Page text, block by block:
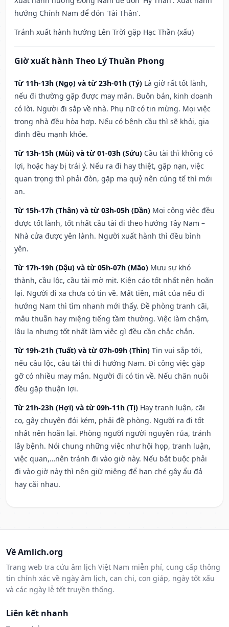
hướng Chính Nam để đón 'Tài Thần'.
Tránh xuất hành hướng Lên Trời gặp Hạc Thần (xấu)
Giờ xuất hành Theo Lý Thuần Phong
Từ 11h-13h (Ngọ) và từ 23h-01h (Tý) Là giờ rất tốt lành,
nếu đi thường gặp được may mắn. Buôn bán, kinh doanh
có lời. Người đi sắp về nhà. Phụ nữ có tin mừng. Mọi việc
trong nhà đều hòa hợp. Nếu có bệnh cầu thì sẽ khỏi, gia
đình đều mạnh khỏe.
Từ 13h-15h (Mùi) và từ 01-03h (Sửu) Cầu tài thì không có
lợi, hoặc hay bị trái ý. Nếu ra đi hay thiệt, gặp nạn, việc
quan trọng thì phải đòn, gặp ma quỷ nên cúng tế thì mới
an.
Từ 15h-17h (Thân) và từ 03h-05h (Dần) Mọi công việc đều
được tốt lành, tốt nhất cầu tài đi theo hướng Tây Nam –
Nhà cửa được yên lành. Người xuất hành thì đều bình
yên.
Từ 17h-19h (Dậu) và từ 05h-07h (Mão) Mưu sự khó
thành, cầu lộc, cầu tài mờ mịt. Kiện cáo tốt nhất nên hoãn
lại. Người đi xa chưa có tin về. Mất tiền, mất của nếu đi
hướng Nam thì tìm nhanh mới thấy. Đề phòng tranh cãi,
mâu thuẫn hay miệng tiếng tầm thường. Việc làm chậm,
lâu la nhưng tốt nhất làm việc gì đều cần chắc chắn.
Từ 19h-21h (Tuất) và từ 07h-09h (Thìn) Tin vui sắp tới,
nếu cầu lộc, cầu tài thì đi hướng Nam. Đi công việc gặp
gỡ có nhiều may mắn. Người đi có tin về. Nếu chăn nuôi
đều gặp thuận lợi.
Từ 21h-23h (Hợi) và từ 09h-11h (Tị) Hay tranh luận, cãi
cọ, gây chuyện đói kém, phải đề phòng. Người ra đi tốt
nhất nên hoãn lại. Phòng người người nguyền rủa, tránh
lây bệnh. Nói chung những việc như hội họp, tranh luận,
việc quan,…nên tránh đi vào giờ này. Nếu bắt buộc phải
đi vào giờ này thì nên giữ miệng để hạn ché gây ẩu đả
hay cãi nhau.
Về Amlich.org
Trang web tra cứu âm lịch Việt Nam miễn phí, cung cấp thông
tin chính xác về ngày âm lịch, can chi, con giáp, ngày tốt xấu
và các ngày lễ tết truyền thống.
Liên kết nhanh